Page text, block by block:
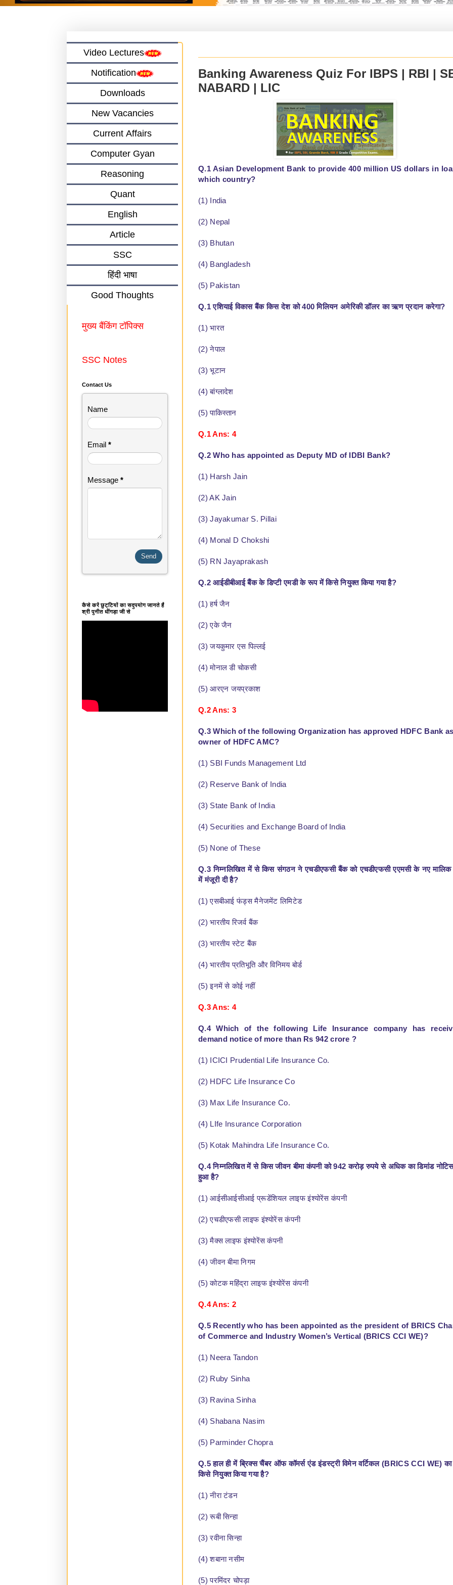
Banking Awareness Quiz For IBPS | RBI |
NABARD | LIC
Q.1 Asian Development Bank to provide 400 million US dollars in
which country?
(1) India
(2) Nepal
(3) Bhutan
(4) Bangladesh
(5) Pakistan
Q.1 एशियाई विकास बैंक किस देश को 400 मिलियन अमेरिकी डॉलर का ऋण प्रदान करेगा?
(1) भारत
(2) नेपाल
(3) भूटान
(4) बांग्लादेश
(5) पाकिस्तान
Q.1 Ans: 4
Q.2 Who has appointed as Deputy MD of IDBI Bank?
(1) Harsh Jain
(2) AK Jain
(3) Jayakumar S. Pillai
(4) Monal D Chokshi
(5) RN Jayaprakash
Q.2 आईडीबीआई बैंक के डिप्टी एमडी के रूप में किसे नियुक्त किया गया है?
(1) हर्ष जैन
(2) एके जैन
(3) जयकुमार एस पिल्लई
(4) मोनाल डी चोकसी
(5) आरएन जयप्रकाश
Q.2 Ans: 3
Q.3 Which of the following Organization has approved HDFC Bank
owner of HDFC AMC?
(1) SBI Funds Management Ltd
(2) Reserve Bank of India
(3) State Bank of India
(4) Securities and Exchange Board of India
(5) None of These
Q.3 निम्नलिखित में से किस संगठन ने एचडीएफसी बैंक को एचडीएफसी एएमसी के नए
में मंजूरी दी है?
(1) एसबीआई फंड्स मैनेजमेंट लिमिटेड
(2) भारतीय रिजर्व बैंक
(3) भारतीय स्टेट बैंक
(4) भारतीय प्रतिभूति और विनिमय बोर्ड
(5) इनमें से कोई नहीं
Q.3 Ans: 4
Q.4 Which of the following Life Insurance company has
demand notice of more than Rs 942 crore ?
(1) ICICI Prudential Life Insurance Co.
(2) HDFC Life Insurance Co
(3) Max Life Insurance Co.
(4) LIfe Insurance Corporation
(5) Kotak Mahindra Life Insurance Co.
Q.4 निम्नलिखित में से किस जीवन बीमा कंपनी को 942 करोड़ रुपये से अधिक का डिमांड नोटिस
हुआ है?
(1) आईसीआईसीआई प्रूडेंशियल लाइफ इंश्योरेंस कंपनी
(2) एचडीएफसी लाइफ इंश्योरेंस कंपनी
(3) मैक्स लाइफ इंश्योरेंस कंपनी
(4) जीवन बीमा निगम
(5) कोटक महिंद्रा लाइफ इंश्योरेंस कंपनी
Q.4 Ans: 2
Q.5 Recently who has been appointed as the president of BRICS
of Commerce and Industry Women’s Vertical (BRICS CCI WE)?
(1) Neera Tandon
(2) Ruby Sinha
(3) Ravina Sinha
(4) Shabana Nasim
(5) Parminder Chopra
Q.5 हाल ही में ब्रिक्स चैंबर ऑफ कॉमर्स एंड इंडस्ट्री विमेन वर्टिकल (BRICS CCI WE) का
किसे नियुक्त किया गया है?
(1) नीरा टंडन
(2) रूबी सिन्हा
(3) रवीना सिन्हा
(4) शबाना नसीम
(5) परमिंदर चोपड़ा
Video Lectures
Notification
Downloads
New Vacancies
Current Affairs
Computer Gyan
Reasoning
Quant
English
Article
SSC
हिंदी भाषा
Good Thoughts
मुख्य बैंकिंग टॉपिक्स
SSC Notes
Contact Us
Name
Email *
Message *
कैसे करें छुट्टियों का सदुपयोग जानते हैं
श्री पुनीत धींगड़ा जी से